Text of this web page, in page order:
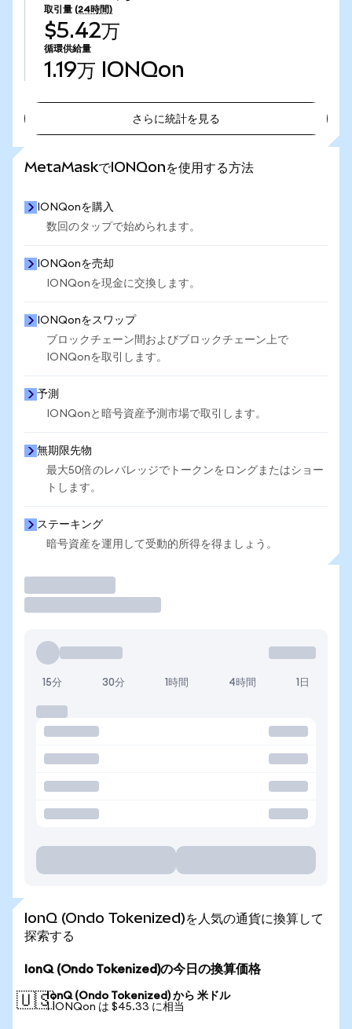
取引量 (24時間)
$5.42万
循環供給量
1.19万 IONQon
さらに統計を見る
MetaMaskでIONQonを使用する方法
IONQonを購入
数回のタップで始められます。
IONQonを売却
IONQonを現金に交換します。
IONQonをスワップ
ブロックチェーン間およびブロックチェーン上で
IONQonを取引します。
予測
IONQonと暗号資産予測市場で取引します。
無期限先物
最大50倍のレバレッジでトークンをロングまたはショー
トします。
ステーキング
暗号資産を運用して受動的所得を得ましょう。
15分 30分 1時間 4時間 1日
IonQ (Ondo Tokenized)を人気の通貨に換算して
探索する
IonQ (Ondo Tokenized)の今日の換算価格
🇺🇸IonQ (Ondo Tokenized) から 米ドル
1 IONQon は $45.33 に相当